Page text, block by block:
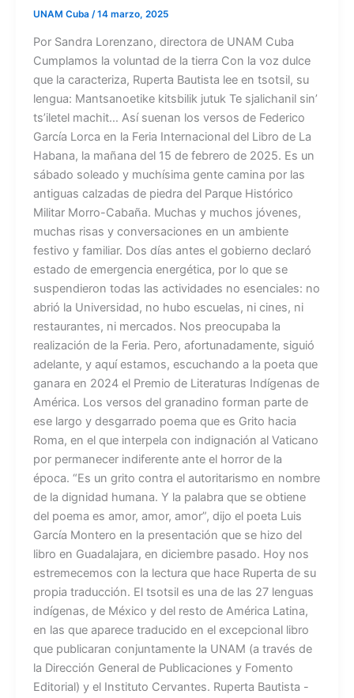
UNAM Cuba /14 marzo, 2025
Por Sandra Lorenzano, directora de UNAM Cuba
Cumplamos la voluntad de la tierra Con la voz dulce
que la caracteriza, Ruperta Bautista lee en tsotsil, su
lengua: Mantsanoetike kitsbilik jutuk Te sjalichanil sin’
ts’iletel machit… Así suenan los versos de Federico
García Lorca en la Feria Internacional del Libro de La
Habana, la mañana del 15 de febrero de 2025. Es un
sábado soleado y muchísima gente camina por las
antiguas calzadas de piedra del Parque Histórico
Militar Morro-Cabaña. Muchas y muchos jóvenes,
muchas risas y conversaciones en un ambiente
festivo y familiar. Dos días antes el gobierno declaró
estado de emergencia energética, por lo que se
suspendieron todas las actividades no esenciales: no
abrió la Universidad, no hubo escuelas, ni cines, ni
restaurantes, ni mercados. Nos preocupaba la
realización de la Feria. Pero, afortunadamente, siguió
adelante, y aquí estamos, escuchando a la poeta que
ganara en 2024 el Premio de Literaturas Indígenas de
América. Los versos del granadino forman parte de
ese largo y desgarrado poema que es Grito hacia
Roma, en el que interpela con indignación al Vaticano
por permanecer indiferente ante el horror de la
época. “Es un grito contra el autoritarismo en nombre
de la dignidad humana. Y la palabra que se obtiene
del poema es amor, amor, amor”, dijo el poeta Luis
García Montero en la presentación que se hizo del
libro en Guadalajara, en diciembre pasado. Hoy nos
estremecemos con la lectura que hace Ruperta de su
propia traducción. El tsotsil es una de las 27 lenguas
indígenas, de México y del resto de América Latina,
en las que aparece traducido en el excepcional libro
que publicaran conjuntamente la UNAM (a través de
la Dirección General de Publicaciones y Fomento
Editorial) y el Instituto Cervantes. Ruperta Bautista -